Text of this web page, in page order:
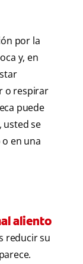
por la
y, en
o respirar
puede
usted se
en una
aliento
reducir su